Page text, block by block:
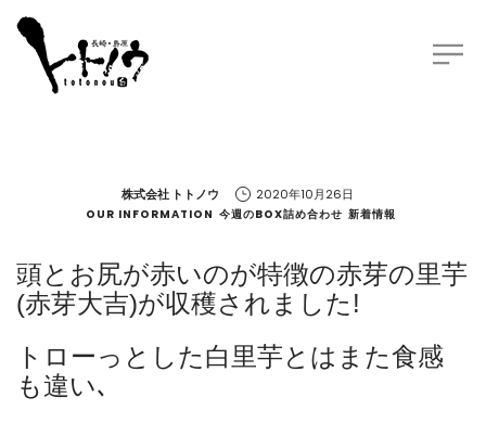
by
株式会社 トトノウ 2020年10月26日
OUR INFORMATION 今週のBOX詰め合わせ 新着情報
頭とお尻が赤いのが特徴の赤芽の里芋
(赤芽大吉)が収穫されました!
トローっとした白里芋とはまた食感
も違い､